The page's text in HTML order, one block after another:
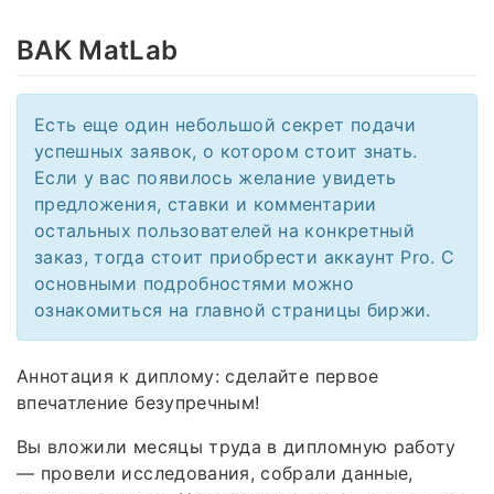
ВАК MatLab
Есть еще один небольшой секрет подачи
успешных заявок, о котором стоит знать.
Если у вас появилось желание увидеть
предложения, ставки и комментарии
остальных пользователей на конкретный
заказ, тогда стоит приобрести аккаунт Pro. С
основными подробностями можно
ознакомиться на главной страницы биржи.
Аннотация к диплому: сделайте первое
впечатление безупречным!
Вы вложили месяцы труда в дипломную работу
— провели исследования, собрали данные,